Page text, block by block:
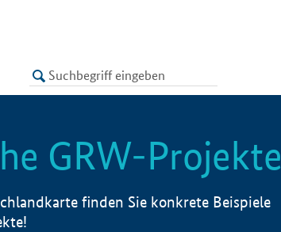
LISTE
GRW-Projekte
finden Sie konkrete Beispiele